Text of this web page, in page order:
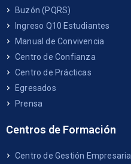
Buzón (PQRS)
Ingreso Q10 Estudiantes
Manual de Convivencia
Centro de Confianza
Centro de Prácticas
Egresados
Prensa
Centros de Formación
Centro de Gestión Empresarial